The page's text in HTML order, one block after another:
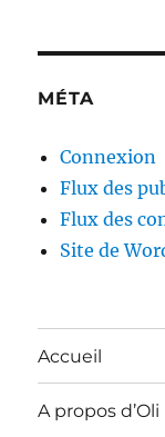
MÉTA
Connexion
Flux des
Flux des
Site de
Accueil
A propos d’Oli